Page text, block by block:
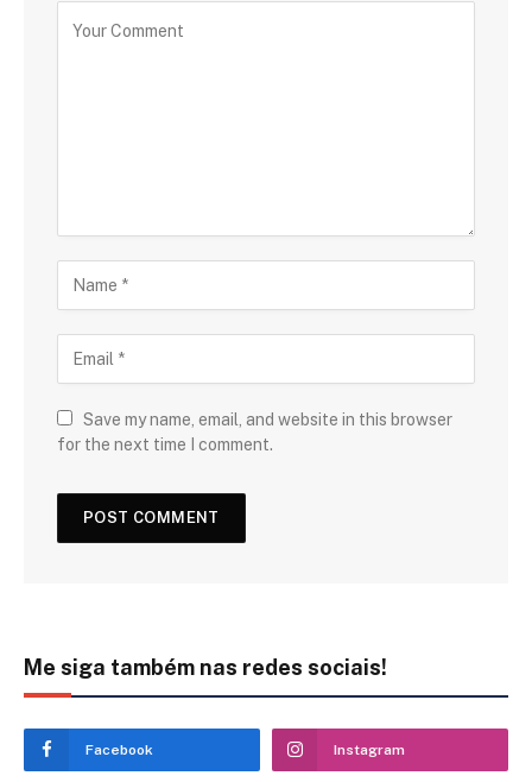
Save my name, email, and website in this browser
for the next time I comment.
Me siga também nas redes sociais!
Facebook Instagram